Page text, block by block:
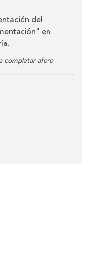
del
en
completar aforo